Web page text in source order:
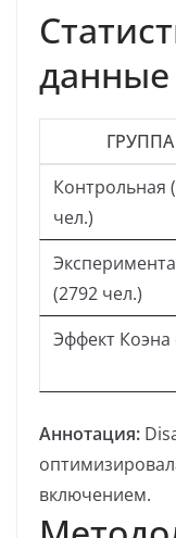
данные
ГРУППА
Контрольная
чел.)
(2792 чел.)
Эффект Коэна
Аннотация:
включением.